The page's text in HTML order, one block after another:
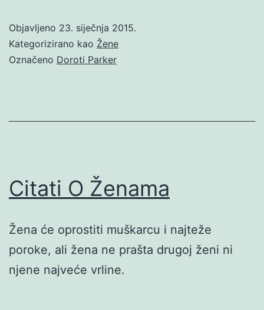
Objavljeno 23. siječnja 2015.
Kategorizirano kao Žene
Označeno Doroti Parker
Citati O Ženama
Žena će oprostiti muškarcu i najteže
poroke, ali žena ne prašta drugoj ženi ni
njene najveće vrline.